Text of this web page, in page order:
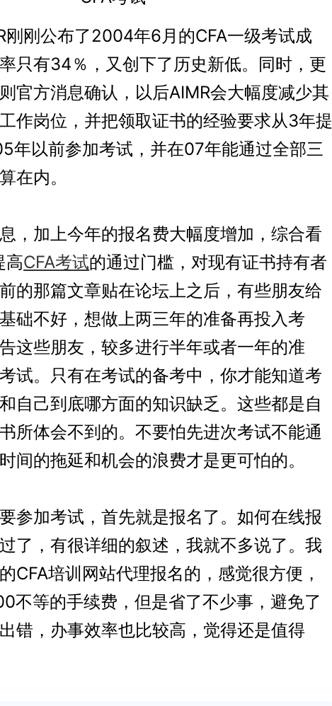
刚公布了2004年6月的CFA一级考试成
只有34％，又创下了历史新低。同时，更
官方消息确认，以后AIMR会大幅度减少其
作岗位，并把领取证书的经验要求从3年提
年以前参加考试，并在07年能通过全部三
在内。
加上今年的报名费大幅度增加，综合看
高CFA考试的通过门槛，对现有证书持有者
的那篇文章贴在论坛上之后，有些朋友给
础不好，想做上两三年的准备再投入考
这些朋友，较多进行半年或者一年的准
试。只有在考试的备考中，你才能知道考
自己到底哪方面的知识缺乏。这些都是自
所体会不到的。不要怕先进次考试不能通
间的拖延和机会的浪费才是更可怕的。
加考试，首先就是报名了。如何在线报
了，有很详细的叙述，我就不多说了。我
CFA培训网站代理报名的，感觉很方便，
不等的手续费，但是省了不少事，避免了
错，办事效率也比较高，觉得还是值得